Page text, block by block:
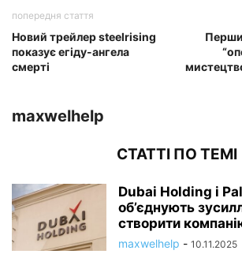
попередня стаття
Новий трейлер steelrising
показує егіду-ангела
смерті
maxwelhelp
СТАТТІ ПО ТЕМІ
Dubai Holding і
об’єднують
створити
maxwelhelp - 10.11.2025